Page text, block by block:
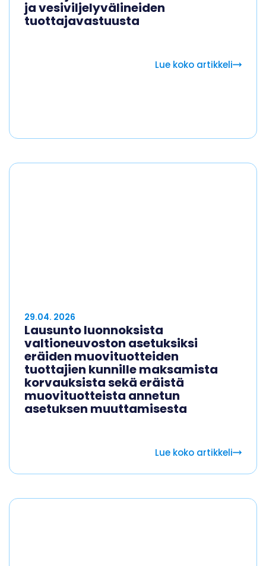
ja vesiviljelyvälineiden
tuottajavastuusta
Lue koko artikkeli
29.04. 2026
Lausunto luonnoksista
valtioneuvoston asetuksiksi
eräiden muovituotteiden
tuottajien kunnille maksamista
korvauksista sekä eräistä
muovituotteista annetun
asetuksen muuttamisesta
Lue koko artikkeli